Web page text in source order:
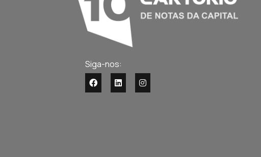
Siga-nos: